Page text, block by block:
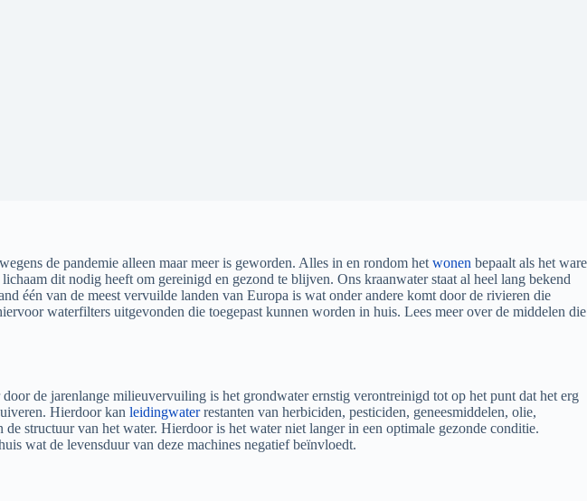
de pandemie alleen maar meer is geworden. Alles in en rondom het wonen bepaalt als het ware
dit nodig heeft om gereinigd en gezond te blijven. Ons kraanwater staat al heel lang bekend
één van de meest vervuilde landen van Europa is wat onder andere komt door de rivieren die
waterfilters uitgevonden die toegepast kunnen worden in huis. Lees meer over de middelen die
de jarenlange milieuvervuiling is het grondwater ernstig verontreinigd tot op het punt dat het erg
Hierdoor kan leidingwaterrestanten van herbiciden, pesticiden, geneesmiddelen, olie,
structuur van het water. Hierdoor is het water niet langer in een optimale gezonde conditie.
wat de levensduur van deze machines negatief beïnvloedt.